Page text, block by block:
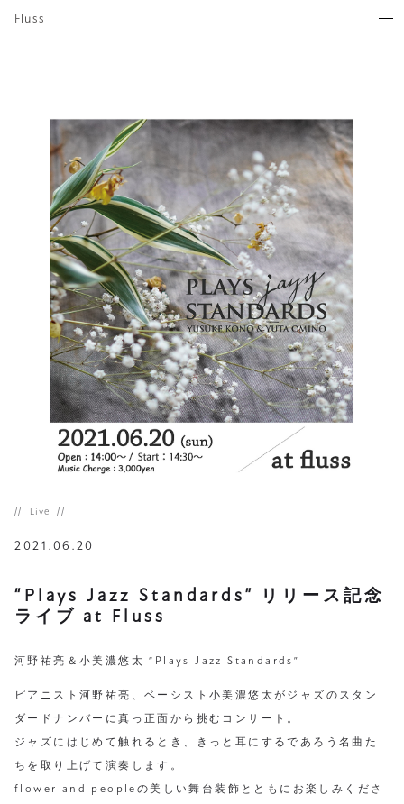
Fluss
Live
2021.06.20
“Plays Jazz Standards” リリース記念
ライブ at Fluss
河野祐亮＆小美濃悠太 “Plays Jazz Standards”
ピアニスト河野祐亮、ベーシスト小美濃悠太がジャズのスタン
ダードナンバーに真っ正面から挑むコンサート。
ジャズにはじめて触れるとき、きっと耳にするであろう名曲た
ちを取り上げて演奏します。
flower and peopleの美しい舞台装飾とともにお楽しみくださ